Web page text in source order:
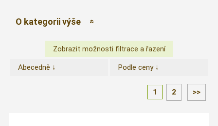
O kategorii výše
Abecedně ↓ Podle ceny ↓
1 2 >>